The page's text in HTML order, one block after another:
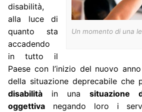
Un momento di una
disabilità,
alla luce di
quanto sta
accadendo
in tutto il
Paese con l’inizio del nuovo
della situazione deprecabile che
disabilità in una situazione
oggettiva negando loro i